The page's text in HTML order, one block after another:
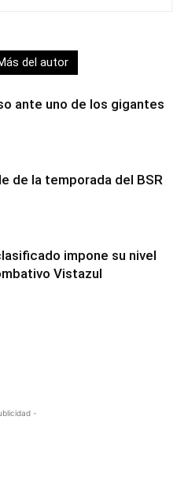
del autor
ante uno de los gigantes
de la temporada del BSR
impone su nivel
Vistazul
-